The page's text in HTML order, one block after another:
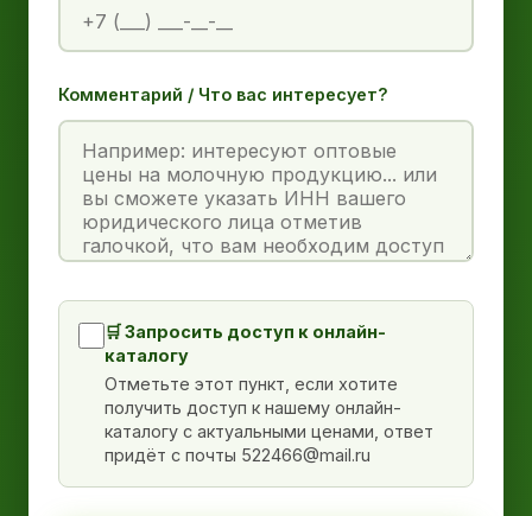
Комментарий / Что вас интересует?
🛒 Запросить доступ к онлайн-
каталогу
Отметьте этот пункт, если хотите
получить доступ к нашему онлайн-
каталогу с актуальными ценами, ответ
придёт с почты 522466@mail.ru